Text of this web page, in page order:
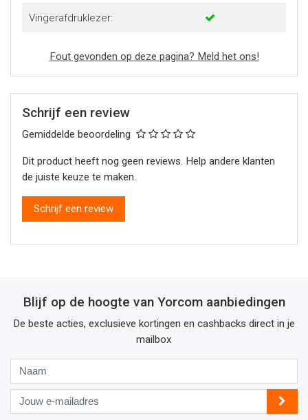
Vingerafdruklezer:
Fout gevonden op deze pagina? Meld het ons!
Schrijf een review
Gemiddelde beoordeling
Dit product heeft nog geen reviews. Help andere klanten
de juiste keuze te maken.
Schrijf een review
Blijf op de hoogte van Yorcom aanbiedingen
De beste acties, exclusieve kortingen en cashbacks direct in je
mailbox
Jouw
e-